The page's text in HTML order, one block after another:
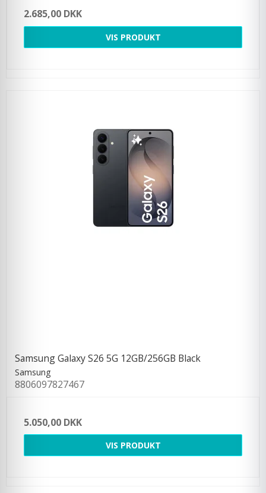
2.685,00 DKK
VIS PRODUKT
Samsung Galaxy S26 5G 12GB/256GB Black
Samsung
8806097827467
5.050,00 DKK
VIS PRODUKT